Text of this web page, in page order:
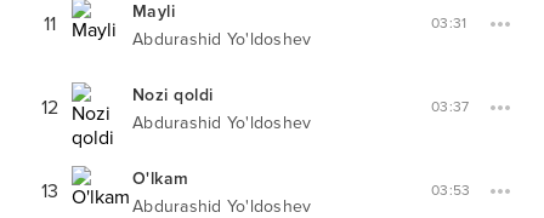
11
Mayli
Abdurashid Yo'ldoshev
03:31
12
Nozi qoldi
Abdurashid Yo'ldoshev
03:37
13
O'lkam
Abdurashid Yo'ldoshev
03:53